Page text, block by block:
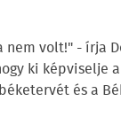
nem volt!" - írja
ki képviselje
és a